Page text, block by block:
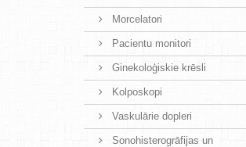
Morcelatori
Pacientu monitori
Ginekoloģiskie krēsli
Kolposkopi
Vaskulārie dopleri
Sonohisterogrāfijas un